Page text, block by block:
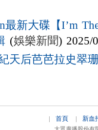
最新大碟【I’m
(娛樂新聞) 2025/
天后芭芭拉史翠
首頁 新血